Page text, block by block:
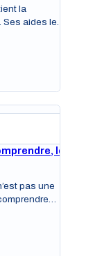
la
aides les
le
pas une